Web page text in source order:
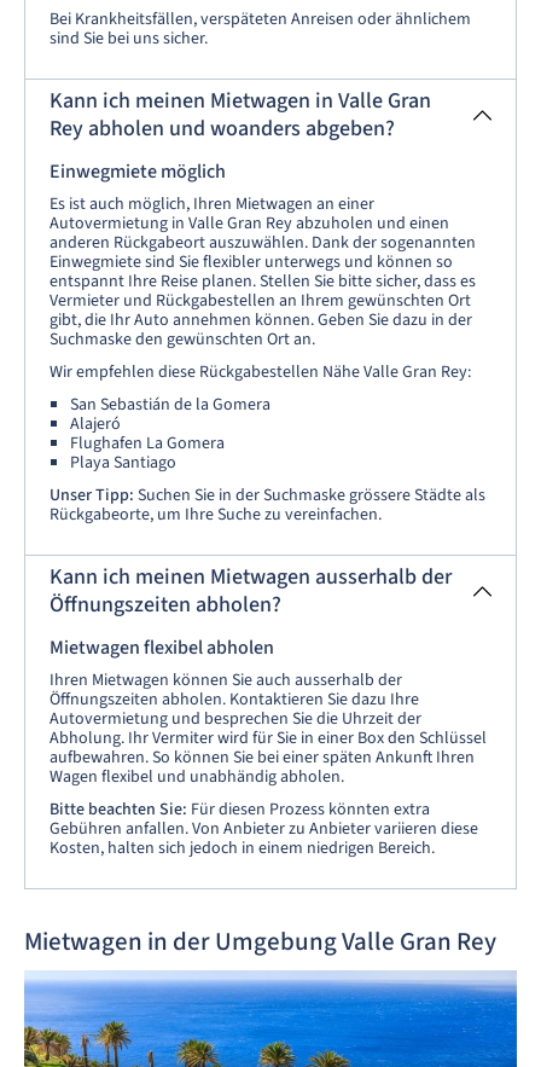
Bei Krankheitsfällen, verspäteten Anreisen oder ähnlichem
sind Sie bei uns sicher.
Kann ich meinen Mietwagen in Valle Gran
Rey abholen und woanders abgeben?
Einwegmiete möglich
Es ist auch möglich, Ihren Mietwagen an einer
Autovermietung in Valle Gran Rey abzuholen und einen
anderen Rückgabeort auszuwählen. Dank der sogenannten
Einwegmiete sind Sie flexibler unterwegs und können so
entspannt Ihre Reise planen. Stellen Sie bitte sicher, dass es
Vermieter und Rückgabestellen an Ihrem gewünschten Ort
gibt, die Ihr Auto annehmen können. Geben Sie dazu in der
Suchmaske den gewünschten Ort an.
Wir empfehlen diese Rückgabestellen Nähe Valle Gran Rey:
San Sebastián de la Gomera
Alajeró
Flughafen La Gomera
Playa Santiago
Unser Tipp: Suchen Sie in der Suchmaske grössere Städte als
Rückgabeorte, um Ihre Suche zu vereinfachen.
Kann ich meinen Mietwagen ausserhalb der
Öffnungszeiten abholen?
Mietwagen flexibel abholen
Ihren Mietwagen können Sie auch ausserhalb der
Öffnungszeiten abholen. Kontaktieren Sie dazu Ihre
Autovermietung und besprechen Sie die Uhrzeit der
Abholung. Ihr Vermiter wird für Sie in einer Box den Schlüssel
aufbewahren. So können Sie bei einer späten Ankunft Ihren
Wagen flexibel und unabhändig abholen.
Bitte beachten Sie: Für diesen Prozess könnten extra
Gebühren anfallen. Von Anbieter zu Anbieter variieren diese
Kosten, halten sich jedoch in einem niedrigen Bereich.
Mietwagen in der Umgebung Valle Gran Rey